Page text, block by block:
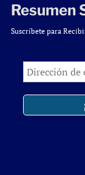
Resumen
Suscríbete para